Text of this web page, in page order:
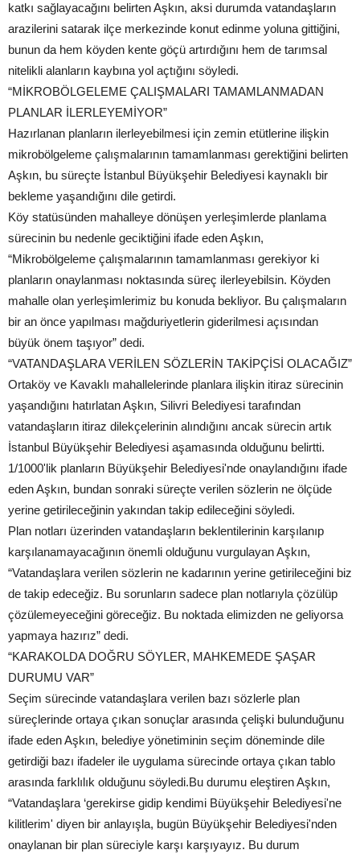
katkı sağlayacağını belirten Aşkın, aksi durumda vatandaşların
arazilerini satarak ilçe merkezinde konut edinme yoluna gittiğini,
bunun da hem köyden kente göçü artırdığını hem de tarımsal
nitelikli alanların kaybına yol açtığını söyledi.
“MİKROBÖLGELEME ÇALIŞMALARI TAMAMLANMADAN
PLANLAR İLERLEYEMİYOR”
Hazırlanan planların ilerleyebilmesi için zemin etütlerine ilişkin
mikrobölgeleme çalışmalarının tamamlanması gerektiğini belirten
Aşkın, bu süreçte İstanbul Büyükşehir Belediyesi kaynaklı bir
bekleme yaşandığını dile getirdi.
Köy statüsünden mahalleye dönüşen yerleşimlerde planlama
sürecinin bu nedenle geciktiğini ifade eden Aşkın,
“Mikrobölgeleme çalışmalarının tamamlanması gerekiyor ki
planların onaylanması noktasında süreç ilerleyebilsin. Köyden
mahalle olan yerleşimlerimiz bu konuda bekliyor. Bu çalışmaların
bir an önce yapılması mağduriyetlerin giderilmesi açısından
büyük önem taşıyor” dedi.
“VATANDAŞLARA VERİLEN SÖZLERİN TAKİPÇİSİ OLACAĞIZ”
Ortaköy ve Kavaklı mahallelerinde planlara ilişkin itiraz sürecinin
yaşandığını hatırlatan Aşkın, Silivri Belediyesi tarafından
vatandaşların itiraz dilekçelerinin alındığını ancak sürecin artık
İstanbul Büyükşehir Belediyesi aşamasında olduğunu belirtti.
1/1000'lik planların Büyükşehir Belediyesi'nde onaylandığını ifade
eden Aşkın, bundan sonraki süreçte verilen sözlerin ne ölçüde
yerine getirileceğinin yakından takip edileceğini söyledi.
Plan notları üzerinden vatandaşların beklentilerinin karşılanıp
karşılanamayacağının önemli olduğunu vurgulayan Aşkın,
“Vatandaşlara verilen sözlerin ne kadarının yerine getirileceğini biz
de takip edeceğiz. Bu sorunların sadece plan notlarıyla çözülüp
çözülemeyeceğini göreceğiz. Bu noktada elimizden ne geliyorsa
yapmaya hazırız” dedi.
“KARAKOLDA DOĞRU SÖYLER, MAHKEMEDE ŞAŞAR
DURUMU VAR”
Seçim sürecinde vatandaşlara verilen bazı sözlerle plan
süreçlerinde ortaya çıkan sonuçlar arasında çelişki bulunduğunu
ifade eden Aşkın, belediye yönetiminin seçim döneminde dile
getirdiği bazı ifadeler ile uygulama sürecinde ortaya çıkan tablo
arasında farklılık olduğunu söyledi.Bu durumu eleştiren Aşkın,
“Vatandaşlara ‘gerekirse gidip kendimi Büyükşehir Belediyesi'ne
kilitlerim' diyen bir anlayışla, bugün Büyükşehir Belediyesi'nden
onaylanan bir plan süreciyle karşı karşıyayız. Bu durum